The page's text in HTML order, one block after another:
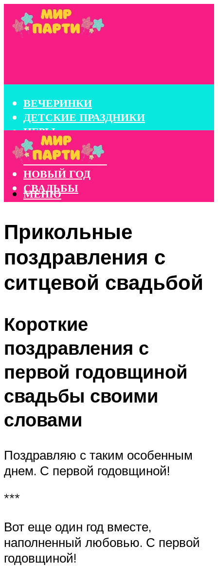
ВЕЧЕРИНКИ
ДЕТСКИЕ ПРАЗДНИКИ
ИГРЫ
КОНКУРСЫ
КОРПОРАТИВЫ
НОВЫЙ ГОД
СВАДЬБЫ
МЕНЮ
Прикольные
поздравления с
ситцевой свадьбой
Короткие
поздравления с
первой годовщиной
свадьбы своими
словами
Поздравляю с таким особенным
днем. С первой годовщиной!
***
Вот еще один год вместе,
наполненный любовью. С первой
годовщиной!